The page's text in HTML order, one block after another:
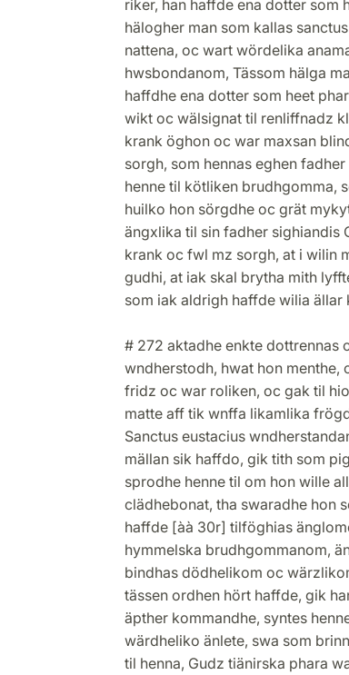
riker, han haffde ena dotter som
hälogher man som kallas
nattena, oc wart wördelika
hwsbondanom, Tässom hälga
haffdhe ena dotter som heet
wikt oc wälsignat til renliffnadz
krank öghon oc war maxsan
sorgh, som hennas eghen
henne til kötliken brudhgomma,
huilko hon sörgdhe oc grät
ängxlika til sin fadher sighiandis
krank oc fwl mz sorgh, at i wilin
gudhi, at iak skal brytha mith
som iak aldrigh haffde wilia ällar
# 272 aktadhe enkte dottrennas
wndherstodh, hwat hon menthe,
fridz oc war roliken, oc gak til
matte aff tik wnffa likamlika
Sanctus eustacius
mällan sik haffdo, gik tith som
sprodhe henne til om hon wille
clädhebonat, tha swaradhe hon
haffde [àà 30r] tilföghias
hymmelska brudhgommanom,
bindhas dödhelikom oc
tässen ordhen hört haffde, gik
äpther kommandhe, syntes
wärdheliko änlete, swa som
til henna, Gudz tiänirska phara